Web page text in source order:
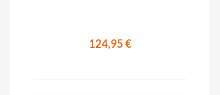
124,95 €